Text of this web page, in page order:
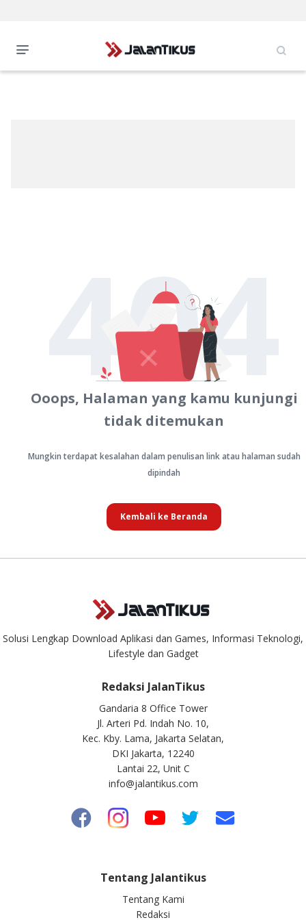
404
Ooops, Halaman yang kamu kunjungi
tidak ditemukan
Mungkin terdapat kesalahan dalam penulisan link atau halaman sudah
dipindah
Kembali ke Beranda
Solusi Lengkap Download Aplikasi dan Games, Informasi Teknologi,
Lifestyle dan Gadget
Redaksi JalanTikus
Gandaria 8 Office Tower
Jl. Arteri Pd. Indah No. 10,
Kec. Kby. Lama, Jakarta Selatan,
DKI Jakarta, 12240
Lantai 22, Unit C
info@jalantikus.com
Tentang Jalantikus
Tentang Kami
Redaksi